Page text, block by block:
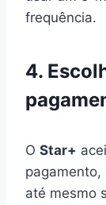
frequência.
4.
O Star+
até mesmo